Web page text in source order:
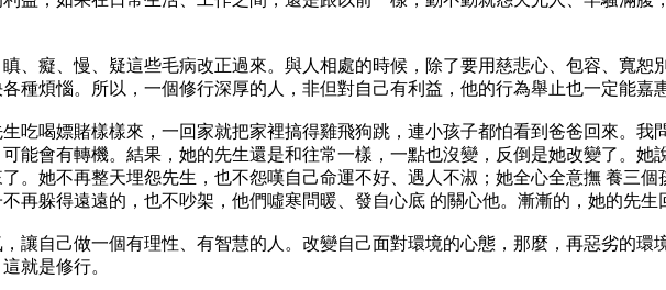
癡、慢、疑這些毛病改正過來。與人相處的時候，除了要用慈悲心、包容、寬恕
種煩惱。所以，一個修行深厚的人，非但對自己有利益，他的行為舉止也一定能嘉
喝嫖賭樣樣來，一回家就把家裡搞得雞飛狗跳，連小孩子都怕看到爸爸回來。我
能會有轉機。結果，她的先生還是和往常一樣，一點也沒變，反倒是她改變了。
。她不再整天埋怨先生，也不怨嘆自己命運不好、遇人不淑；她全心全意撫 養三
再躲得遠遠的，也不吵架，他們噓寒問暖、發自心底 的關心他。漸漸的，她的先生
自己做一個有理性、有智慧的人。改變自己面對環境的心態，那麼，再惡劣的環
就是修行。